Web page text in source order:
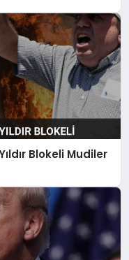
Blokeli Mudiler